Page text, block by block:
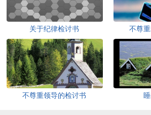
关于纪律检讨书 不尊
不尊重领导的检讨书